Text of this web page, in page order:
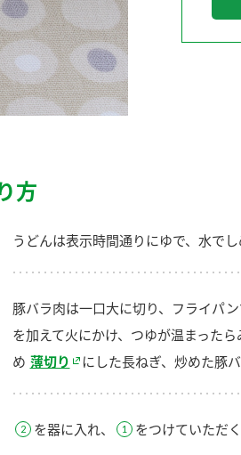
方
うどんは表示時間通りにゆで、水でし
豚バラ肉は一口大に切り、フライパ
を加えて火にかけ、つゆが温まった
め 薄切り にした長ねぎ、炒めた豚
を器に入れ、 をつけていただく